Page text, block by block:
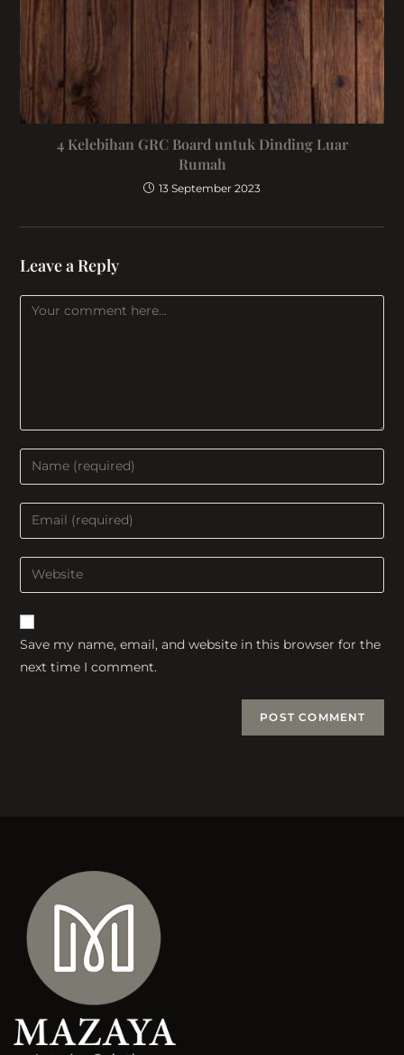
4 Kelebihan GRC Board untuk Dinding Luar
Rumah
13 September 2023
Leave a Reply
Comment
Enter
your
name
or
to
comment
Enter
your
email
address
comment
Enter
your
website
URL
(optional)
Save my name, email, and website in this browser for the
next time I comment.